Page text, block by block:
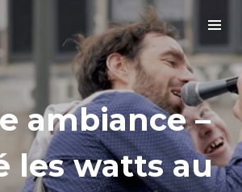
ambiance –
les watts au